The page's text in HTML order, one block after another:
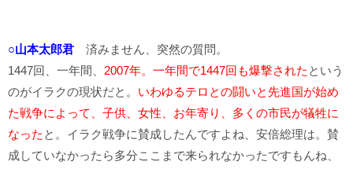
○山本太郎君 済みません、突然の質問。
1447回、一年間、 2007年。一年間で1447回も爆撃された という
のがイラクの現状だと。 いわゆるテロとの闘いと先進国が始め
た戦争によって、子供、女性、お年寄り、多くの市民が犠牲に
なった と。イラク戦争に賛成したんですよね、安倍総理は。賛
成していなかったら多分ここまで来られなかったですもんね、